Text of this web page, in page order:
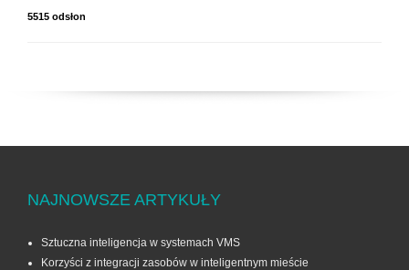
5515 odsłon
NAJNOWSZE ARTYKUŁY
Sztuczna inteligencja w systemach VMS
Korzyści z integracji zasobów w inteligentnym mieście